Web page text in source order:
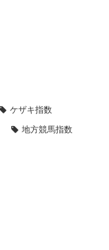
ケザキ指数
地方競馬指数